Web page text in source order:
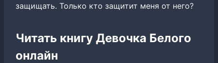
защищать. Только кто защитит меня от него?
Читать книгу Девочка Белого
онлайн